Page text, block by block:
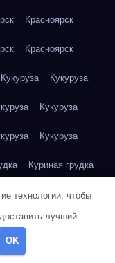
Красноярск
Красноярск
Кукуруза Кукуруза
Кукуруза
Кукуруза
Куриная грудка
Куриная грудка
Куриная грудка
Куриная грудка
технологии, чтобы
лучший
OK